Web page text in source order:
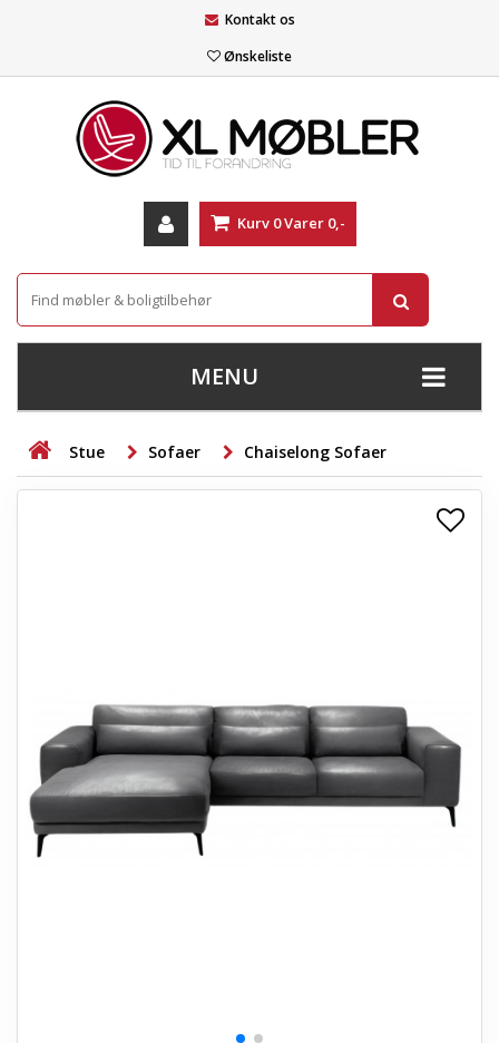
Kontakt os
Ønskeliste
Kurv 0Varer 0,-
MENU
+
STUE
+
+
LAMPER
+
ENTREMØBLER
+
HAVEMØBLER
Stue Sofaer Chaiselong Sofaer